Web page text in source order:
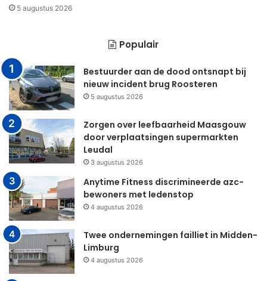
5 augustus 2026
Populair
Bestuurder aan de dood ontsnapt bij
nieuw incident brug Roosteren
5 augustus 2026
Zorgen over leefbaarheid Maasgouw
door verplaatsingen supermarkten
Leudal
3 augustus 2026
Anytime Fitness discrimineerde azc-
bewoners met ledenstop
4 augustus 2026
Twee ondernemingen failliet in Midden-
Limburg
4 augustus 2026